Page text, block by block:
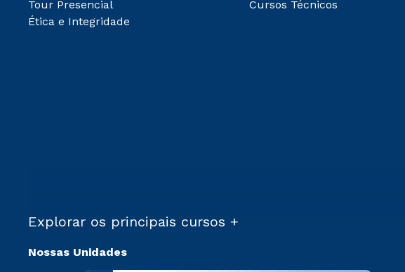
Tour Presencial
Ética e Integridade
Cursos Técnicos
Explorar os principais cursos +
Nossas Unidades